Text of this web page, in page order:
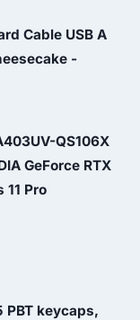
Cable USB A
-
QS106X
GeForce RTX
Pro
PBT keycaps,